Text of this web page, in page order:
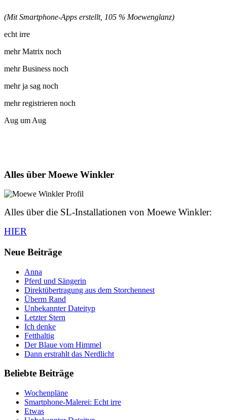
(Mit Smartphone-Apps erstellt, 105 % Moewenglanz)
echt irre
mehr Matrix noch
mehr Business noch
mehr ja sag noch
mehr registrieren noch
Aug um Aug
Alles über Moewe Winkler
Alles über die SL-Installationen von Moewe Winkler:
HIER
Neue Beiträge
Anna
Pferd und Sängerin
Direktübertragung aus dem Storchennest
Überm Rand
Unbekannter Dateityp
Letzter Stern
Ich denke
Fetthaltig
Der Blaue vom Himmel
Dann erstrahlt das Nerdlicht
Beliebte Beiträge
Wochenpläne
Smartphone-Malerei: Echt irre
Etwas